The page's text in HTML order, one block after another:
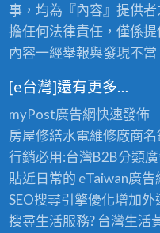
事，均為『內容』提供
擔任何法律責任，僅係
內容一經舉報與發現不
[e台灣]還有更多…
myPost廣告網快速發佈
房屋修繕水電維修廠商名
行銷必用:台灣B2B分類
貼近日常的 eTaiwan廣告
SEO搜尋引擎優化增加外
搜尋生活服務? 台灣生活